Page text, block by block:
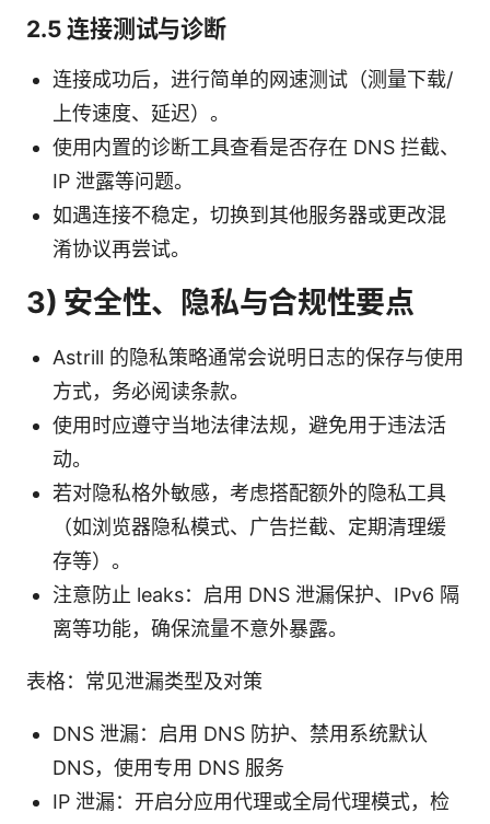
2.5 连接测试与诊断
连接成功后，进行简单的网速测试（测量下载/
上传速度、延迟）。
使用内置的诊断工具查看是否存在 DNS 拦截、
IP 泄露等问题。
如遇连接不稳定，切换到其他服务器或更改混
淆协议再尝试。
3) 安全性、隐私与合规性要点
Astrill 的隐私策略通常会说明日志的保存与使用
方式，务必阅读条款。
使用时应遵守当地法律法规，避免用于违法活
动。
若对隐私格外敏感，考虑搭配额外的隐私工具
（如浏览器隐私模式、广告拦截、定期清理缓
存等）。
注意防止 leaks：启用 DNS 泄漏保护、IPv6 隔
离等功能，确保流量不意外暴露。
表格：常见泄漏类型及对策
DNS 泄漏：启用 DNS 防护、禁用系统默认
DNS，使用专用 DNS 服务
IP 泄漏：开启分应用代理或全局代理模式，检